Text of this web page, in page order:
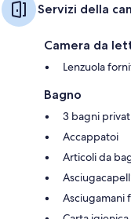
Servizi della
Camera da
Lenzuola
Bagno
3 bagni
Accappatoi
Articoli da
Asciugamani